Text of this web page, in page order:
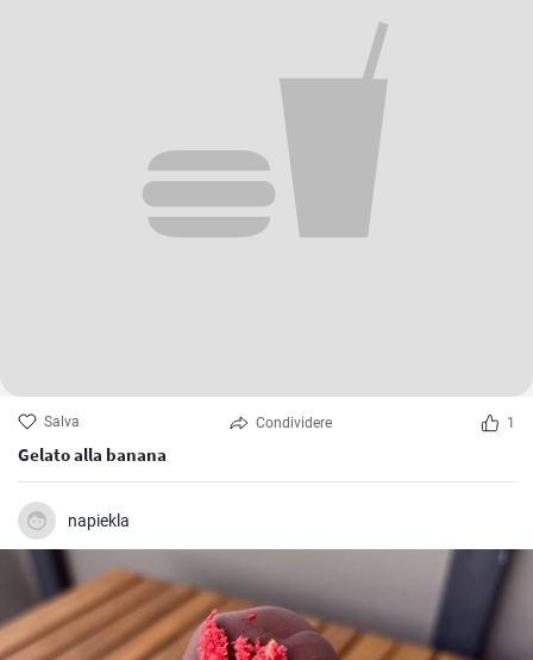
Salva Condividere 1
Gelato alla banana
napiekla